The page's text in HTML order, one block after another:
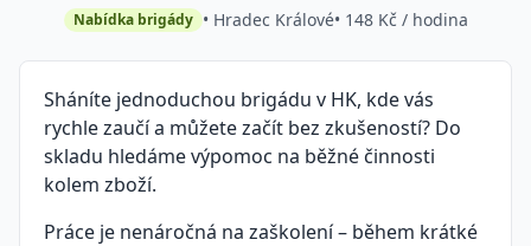
Nabídka brigády • Hradec Králové• 148 Kč / hodina
Sháníte jednoduchou brigádu v HK, kde vás
rychle zaučí a můžete začít bez zkušeností? Do
skladu hledáme výpomoc na běžné činnosti
kolem zboží.
Práce je nenáročná na zaškolení – během krátké